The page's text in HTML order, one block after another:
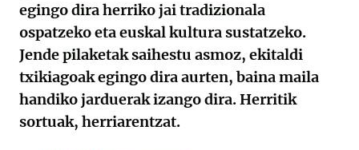
egingo dira herriko jai tradizionala
ospatzeko eta euskal kultura sustatzeko.
Jende pilaketak saihestu asmoz, ekitaldi
txikiagoak egingo dira aurten, baina maila
handiko jarduerak izango dira. Herritik
sortuak, herriarentzat.